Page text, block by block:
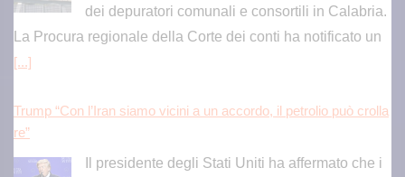
re”
Il presidente degli Stati Uniti ha affermato che i
progressi significativi[...]
Droni ucraini colpiscono una raffineria in Russia, Mosca attacca